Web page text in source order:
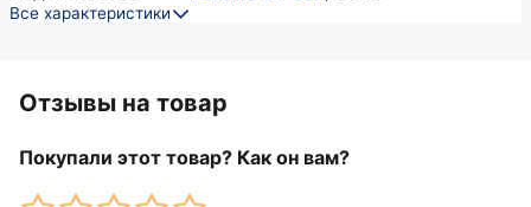
Все характеристики
Отзывы на товар
Покупали этот товар? Как он вам?